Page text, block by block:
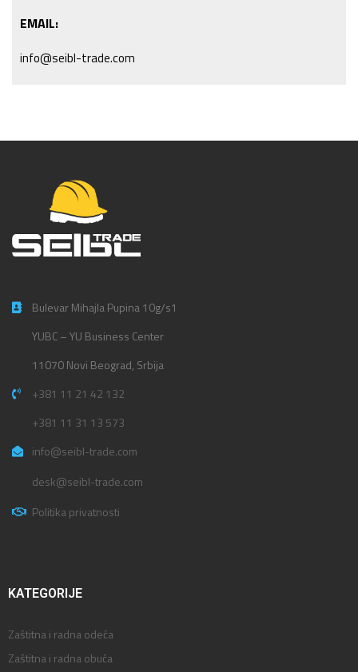
EMAIL:
info@seibl-trade.com
Bulevar Mihajla Pupina 10g/s1
YUBC – YU Business Center
11070 Novi Beograd, Srbija
+381 11 21 42 132
+381 11 31 13 573
info@seibl-trade.com
desk@seibl-trade.com
Politika privatnosti
KATEGORIJE
Zaštitna i radna odeća
Zaštitna i radna obuća